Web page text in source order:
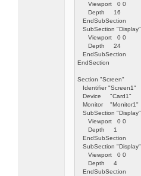
Viewport 0 0
Depth 16
EndSubSection
SubSection "Display"
Viewport 0 0
Depth 24
EndSubSection
EndSection
Section "Screen"
Identifier "Screen1"
Device "Card1"
Monitor "Monitor1"
SubSection "Display"
Viewport 0 0
Depth 1
EndSubSection
SubSection "Display"
Viewport 0 0
Depth 4
EndSubSection